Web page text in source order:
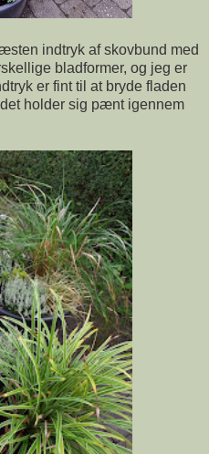
indtryk af skovbund med
bladformer, og jeg er
er fint til at bryde fladen
holder sig pænt igennem